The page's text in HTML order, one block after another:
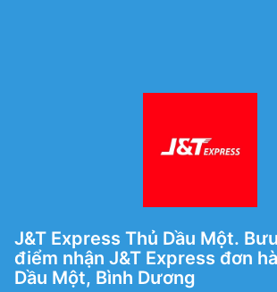
J&T Express Thủ Dầu Một.
điểm nhận J&T Express đơn
Dầu Một, Bình Dương